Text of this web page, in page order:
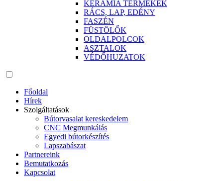
KERÁMIA TERMÉKEK
RÁCS, LAP, EDÉNY
FASZÉN
FÜSTÖLŐK
OLDALPOLCOK
ASZTALOK
VÉDŐHUZATOK
Főoldal
Hírek
Szolgáltatások
Bútorvasalat kereskedelem
CNC Megmunkálás
Egyedi bútorkészítés
Lapszabászat
Partnereink
Bemutatkozás
Kapcsolat